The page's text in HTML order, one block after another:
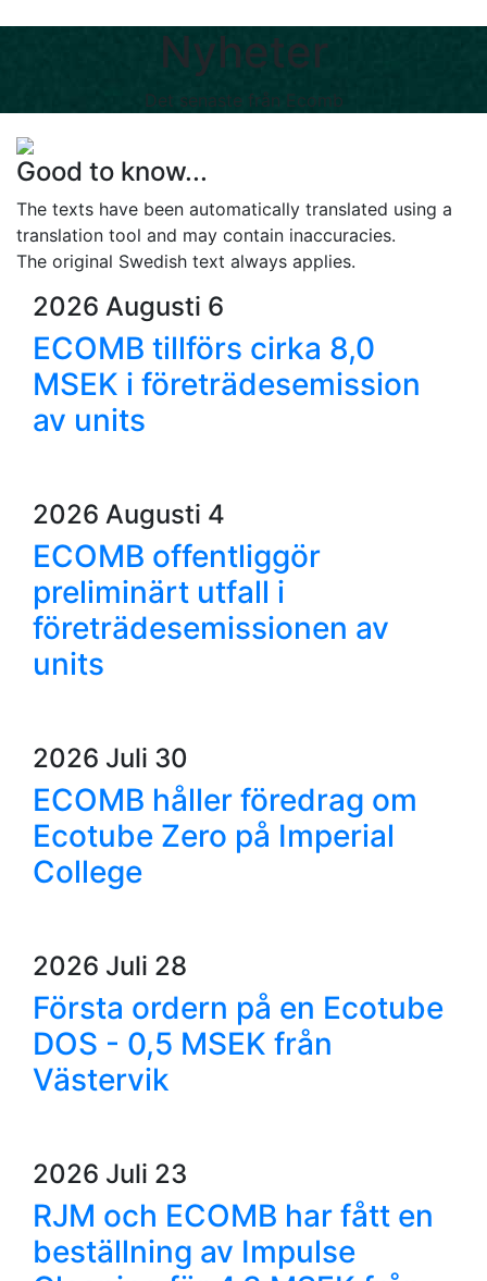
Nyheter
Det senaste från Ecomb
Good to know...
The texts have been automatically translated using a
translation tool and may contain inaccuracies.
The original Swedish text always applies.
2026 Augusti 6
ECOMB tillförs cirka 8,0
MSEK i företrädesemission
av units
2026 Augusti 4
ECOMB offentliggör
preliminärt utfall i
företrädesemissionen av
units
2026 Juli 30
ECOMB håller föredrag om
Ecotube Zero på Imperial
College
2026 Juli 28
Första ordern på en Ecotube
DOS - 0,5 MSEK från
Västervik
2026 Juli 23
RJM och ECOMB har fått en
beställning av Impulse